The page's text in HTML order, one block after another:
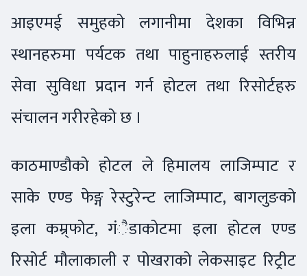
आइएमई समुहको लगानीमा देशका विभिन्न
स्थानहरुमा पर्यटक तथा पाहुनाहरुलाई स्तरीय
सेवा सुविधा प्रदान गर्न होटल तथा रिसोर्टहरु
संचालन गरीरहेको छ ।
काठमाण्डौको होटल ले हिमालय लाजिम्पाट र
साके एण्ड फेङ्ग रेस्टुरेन्ट लाजिम्पाट, बागलुङको
इला कम्र्फोट, गंैडाकोटमा इला होटल एण्ड
रिसोर्ट मौलाकाली र पोखराको लेकसाइट रिट्रीट